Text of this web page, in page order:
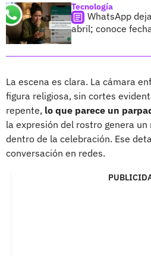
Tecnología
WhatsApp
abril; conoce
La escena es clara. La cámara
figura religiosa, sin cortes
repente, lo que parece un
la expresión del rostro genera
dentro de la celebración. Ese
conversación en redes.